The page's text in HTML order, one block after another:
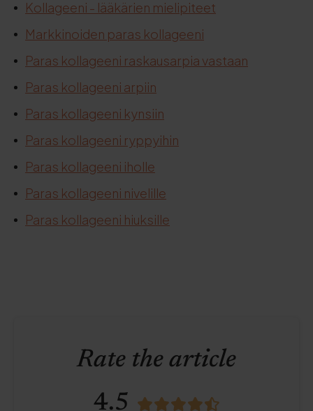
Kollageeni - lääkärien mielipiteet
Markkinoiden paras kollageeni
Paras kollageeni raskausarpia vastaan
Paras kollageeni arpiin
Paras kollageeni kynsiin
Paras kollageeni ryppyihin
Paras kollageeni iholle
Paras kollageeni nivelille
Paras kollageeni hiuksille
Rate the article
4.5